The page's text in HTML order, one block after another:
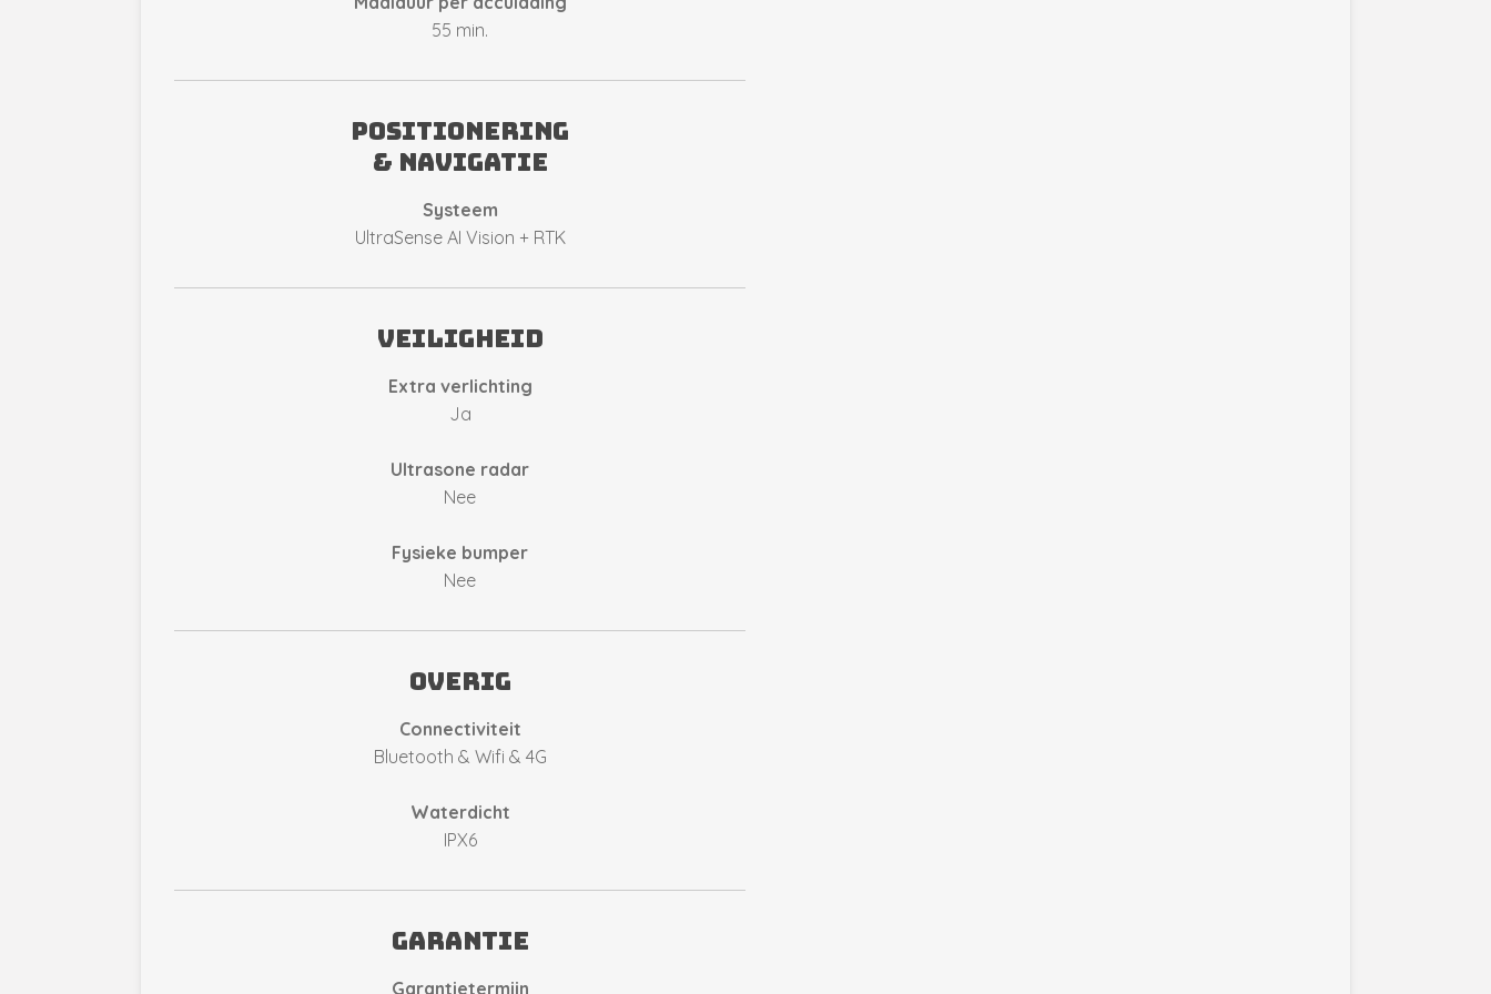
55 min.
positionering
& navigatie
Systeem
UltraSense AI Vision + RTK
veiligheid
Extra verlichting
Ja
Ultrasone radar
Nee
Fysieke bumper
Nee
overig
Connectiviteit
Bluetooth & Wifi & 4G
Waterdicht
IPX6
Garantie
Garantietermijn